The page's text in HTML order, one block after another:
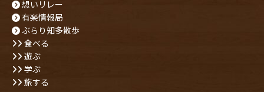
想いリレー
有楽情報局
ぶらり知多散歩
食べる
遊ぶ
学ぶ
旅する